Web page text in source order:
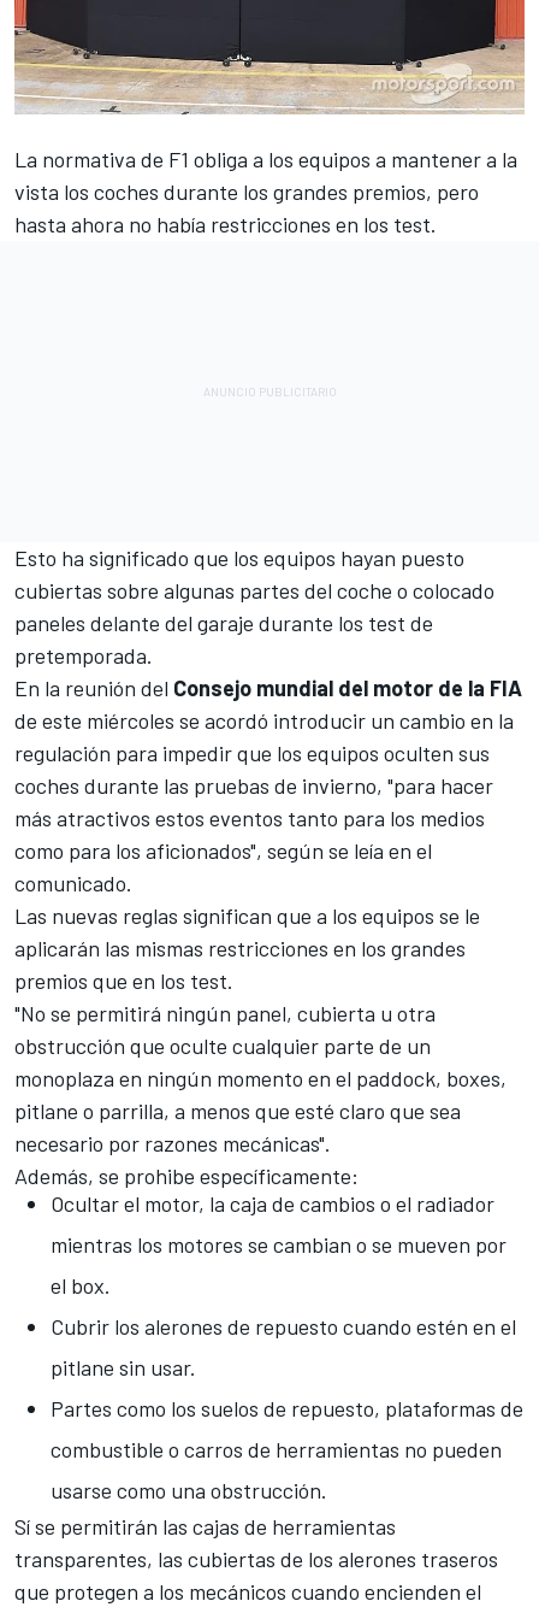
La normativa de F1 obliga a los equipos a mantener a la
vista los coches durante los grandes premios, pero
hasta ahora no había restricciones en los test.
Esto ha significado que los equipos hayan puesto
cubiertas sobre algunas partes del coche o colocado
paneles delante del garaje durante los test de
pretemporada.
En la reunión del Consejo mundial del motor de la FIA
de este miércoles se acordó introducir un cambio en la
regulación para impedir que los equipos oculten sus
coches durante las pruebas de invierno, "para hacer
más atractivos estos eventos tanto para los medios
como para los aficionados", según se leía en el
comunicado.
Las nuevas reglas significan que a los equipos se le
aplicarán las mismas restricciones en los grandes
premios que en los test.
"No se permitirá ningún panel, cubierta u otra
obstrucción que oculte cualquier parte de un
monoplaza en ningún momento en el paddock, boxes,
pitlane o parrilla, a menos que esté claro que sea
necesario por razones mecánicas".
Además, se prohibe específicamente:
Ocultar el motor, la caja de cambios o el radiador
mientras los motores se cambian o se mueven por
el box.
Cubrir los alerones de repuesto cuando estén en el
pitlane sin usar.
Partes como los suelos de repuesto, plataformas de
combustible o carros de herramientas no pueden
usarse como una obstrucción.
Sí se permitirán las cajas de herramientas
transparentes, las cubiertas de los alerones traseros
que protegen a los mecánicos cuando encienden el